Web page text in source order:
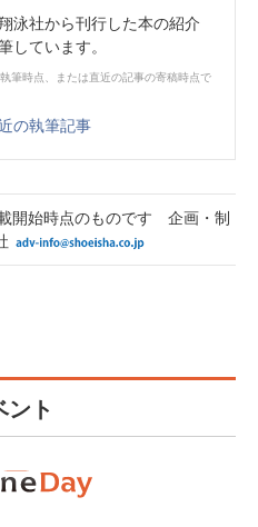
泳社から刊行した本の紹介
しています。
筆時点、または直近の記事の寄稿時点で
の執筆記事
開始時点のものです 企画・制
ント